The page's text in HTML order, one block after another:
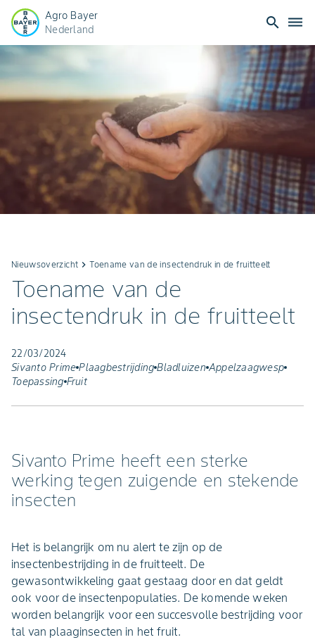
Agro Bayer
Nederland
search dehaze
Nieuwsoverzicht keyboard_arrow_rightToename van de insectendruk in de fruitteelt
Toename van de
insectendruk in de fruitteelt
22/03/2024
Sivanto Prime Plaagbestrijding Bladluizen Appelzaagwesp
Toepassing Fruit
Sivanto Prime heeft een sterke
werking tegen zuigende en stekende
insecten
Het is belangrijk om nu alert te zijn op de
insectenbestrijding in de fruitteelt. De
gewasontwikkeling gaat gestaag door en dat geldt
ook voor de insectenpopulaties. De komende weken
worden belangrijk voor een succesvolle bestrijding voor
tal van plaaginsecten in het fruit.